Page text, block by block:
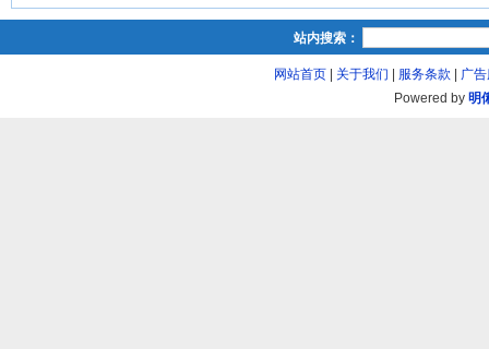
站内搜索：
网站首页| 关于我们 服务条款
广
Powered by 明